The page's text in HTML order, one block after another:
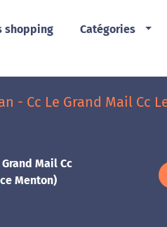
shopping Catégories
- Cc Le Grand Mail Cc
Mail Cc
Menton)